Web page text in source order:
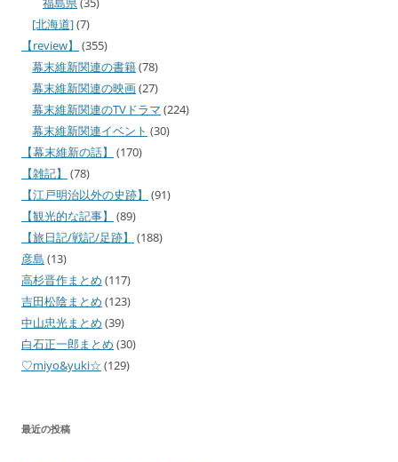
[北海道](7)
【review】
(355)
幕末維新関連の書籍(78)
幕末維新関連の映画(27)
幕末維新関連のTVドラマ (224)
幕末維新関連イベント (30)
【幕末維新の話】
(170)
【雑記】
(78)
【江戸明治以外の史跡】
(91)
【観光的な記事】
(89)
【旅日記/戦記/足跡】
(188)
彦島 (13)
高杉晋作まとめ (117)
吉田松陰まとめ (123)
中山忠光まとめ (39)
白石正一郎まとめ (30)
♡miyo&yuki☆ (129)
最近の投稿